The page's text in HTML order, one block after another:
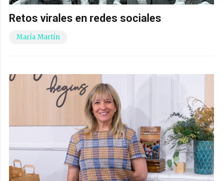
Retos virales en redes sociales
María Martín